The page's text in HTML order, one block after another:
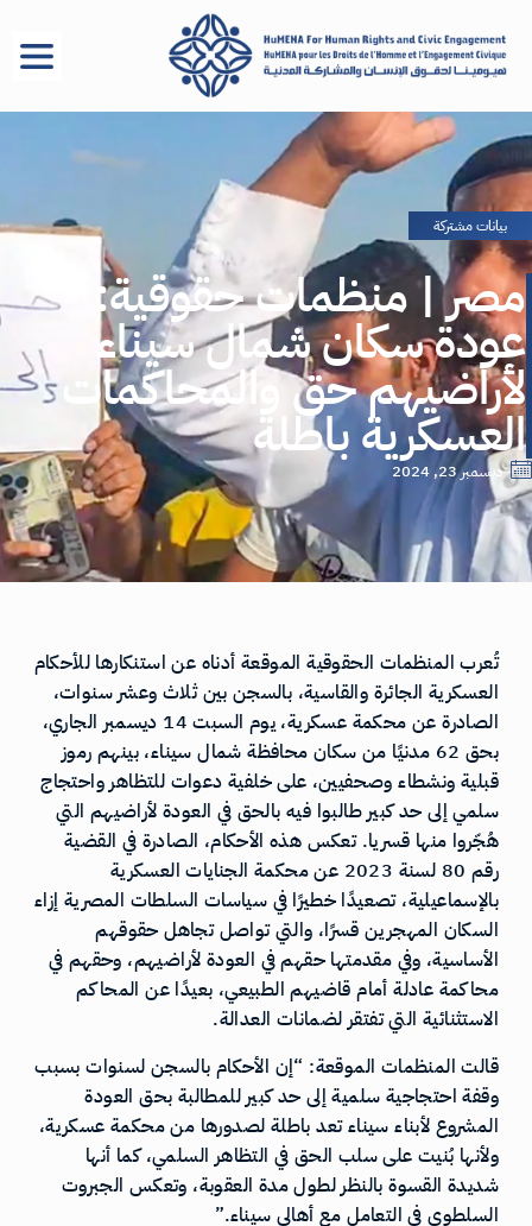
بيانات مشتركة
مصر | منظمات حقوقية:
عودة سكان شمال سيناء
لأراضيهم حق والمحاكمات
العسكرية باطلة
ديسمبر 23, 2024
تُعرب المنظمات الحقوقية الموقعة أدناه عن استنكارها للأحكام
العسكرية الجائرة والقاسية، بالسجن بين ثلاث وعشر سنوات،
الصادرة عن محكمة عسكرية، يوم السبت 14 ديسمبر الجاري،
بحق 62 مدنيًا من سكان محافظة شمال سيناء، بينهم رموز
قبلية ونشطاء وصحفيين، على خلفية دعوات للتظاهر واحتجاج
سلمي إلى حد كبير طالبوا فيه بالحق في العودة لأراضيهم التي
هُجّروا منها قسريا. تعكس هذه الأحكام، الصادرة في القضية
رقم 80 لسنة 2023 عن محكمة الجنايات العسكرية
بالإسماعيلية، تصعيدًا خطيرًا في سياسات السلطات المصرية إزاء
السكان المهجرين قسرًا، والتي تواصل تجاهل حقوقهم
الأساسية، وفي مقدمتها حقهم في العودة لأراضيهم، وحقهم في
محاكمة عادلة أمام قاضيهم الطبيعي، بعيدًا عن المحاكم
الاستثنائية التي تفتقر لضمانات العدالة.
قالت المنظمات الموقعة: “إن الأحكام بالسجن لسنوات بسبب
وقفة احتجاجية سلمية إلى حد كبير للمطالبة بحق العودة
المشروع لأبناء سيناء تعد باطلة لصدورها من محكمة عسكرية،
ولأنها بُنيت على سلب الحق في التظاهر السلمي، كما أنها
شديدة القسوة بالنظر لطول مدة العقوبة، وتعكس الجبروت
السلطوي في التعامل مع أهالي سيناء.”